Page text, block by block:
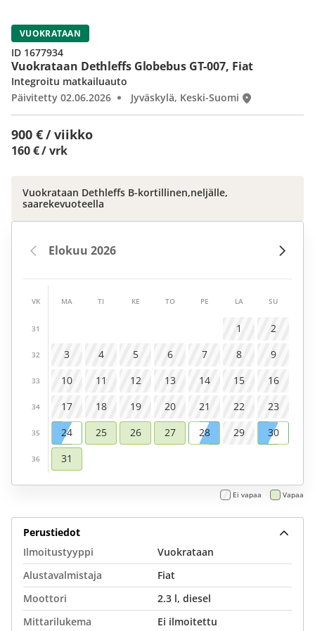
VUOKRATAAN
Vuokrataan Dethleffs Globebus GT-007, Fiat
900 € / viikko
160 € / vrk
Integroitu matkailuauto
Päivitetty 02.06.2026
Jyväskylä, Keski-Suomi
ID 1677934
Vuokrataan Dethleffs B-kortillinen,neljälle,
saarekevuoteella
VK MA TI KE TO PE LA SU
31 1 2
32 3 4 5 6 7 8 9
33 10 11 12 13 14 15 16
34 17 18 19 20 21 22 23
35 24 25 26 27 28 29 30
36 31
Ei vapaa Vapaa
Perustiedot
Ilmoitustyyppi
Vuokrataan
Alustavalmistaja
Fiat
Moottori
2.3 l, diesel
Mittarilukema
Ei ilmoitettu